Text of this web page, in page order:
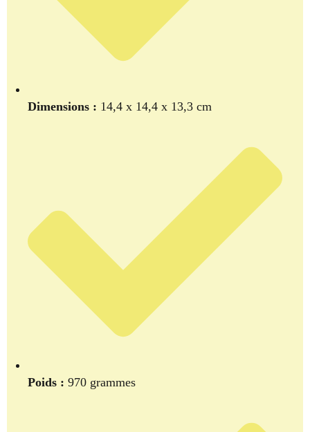
Dimensions : 14,4 x 14,4 x 13,3 cm
Poids : 970 grammes